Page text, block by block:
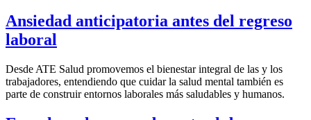
Ansiedad anticipatoria antes del regreso
laboral
Desde ATE Salud promovemos el bienestar integral de las y los
trabajadores, entendiendo que cuidar la salud mental también es
parte de construir entornos laborales más saludables y humanos.